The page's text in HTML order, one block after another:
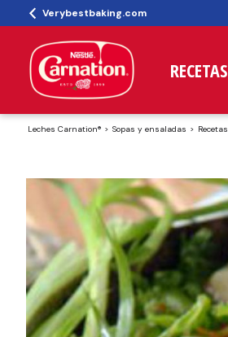
Verybestbaking.com
RECETAS
Leches Carnation® Sopas y ensaladas Recetas